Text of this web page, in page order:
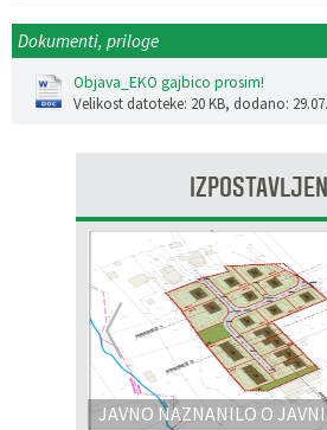
Dokumenti, priloge
Objava_EKO gajbico prosim!
Velikost datoteke: 20 KB, dodano:
JAVNO NAZNANILO O
Prejšnja